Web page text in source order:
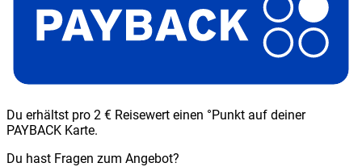
Du erhältst pro 2 € Reisewert einen °Punkt auf deiner
PAYBACK Karte.
Du hast Fragen zum Angebot?